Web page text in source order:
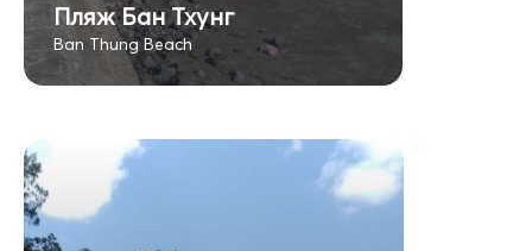
Пляж Бан Тхунг
Ban Thung Beach